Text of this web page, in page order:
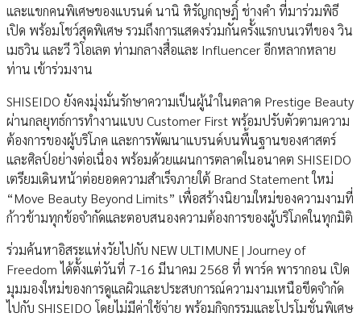
และแขกคนพิเศษของแบรนด์ นานิ หิรัญกฤษฎิ์ ช่างคำ ที่มาร่วมพิธี
เปิด พร้อมโชว์สุดพิเศษ รวมถึงการแสดงร่วมกันครั้งแรกบนเวทีของ วิน
เมธวิน และวี วิโอเลต ท่ามกลางสื่อและ Influencer อีกหลากหลาย
ท่าน เข้าร่วมงาน
SHISEIDO ยังคงมุ่งมั่นรักษาความเป็นผู้นำในตลาด Prestige Beauty
ผ่านกลยุทธ์การทำงานแบบ Customer First พร้อมปรับตัวตามความ
ต้องการของผู้บริโภค และการพัฒนาแบรนด์บนพื้นฐานของศาสตร์
และศิลป์อย่างต่อเนื่อง พร้อมด้วยแผนการตลาดในอนาคต SHISEIDO
เตรียมเดินหน้าต่อยอดความสำเร็จภายใต้ Brand Statement ใหม่
“Move Beauty Beyond Limits” เพื่อสร้างนิยามใหม่ของความงามที่
ก้าวข้ามทุกข้อจำกัดและตอบสนองความต้องการของผู้บริโภคในทุกมิติ
ร่วมค้นหาอิสระแห่งวัยไปกับ NEW ULTIMUNE | Journey of
Freedom ได้ตั้งแต่วันที่ 7-16 มีนาคม 2568 ที่ พาร์ค พารากอน เปิด
มุมมองใหม่ของการดูแลผิวและประสบการณ์ความงามเหนือขีดจำกัด
ไปกับ SHISEIDO โดยไม่มีค่าใช้จ่าย พร้อมกิจกรรมและโปรโมชั่นพิเศษ